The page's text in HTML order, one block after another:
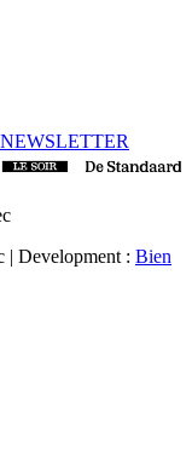
| Development : Bien